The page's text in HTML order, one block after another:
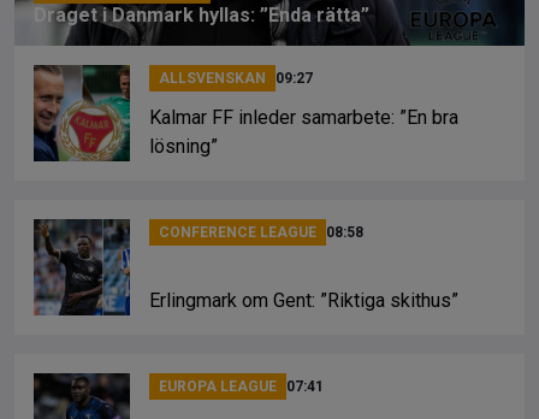
Draget i Danmark hyllas: ”Enda rätta”
ALLSVENSKAN 09:27
Kalmar FF inleder samarbete: ”En bra
lösning”
CONFERENCE LEAGUE 08:58
Erlingmark om Gent: ”Riktiga skithus”
EUROPA LEAGUE 07:41